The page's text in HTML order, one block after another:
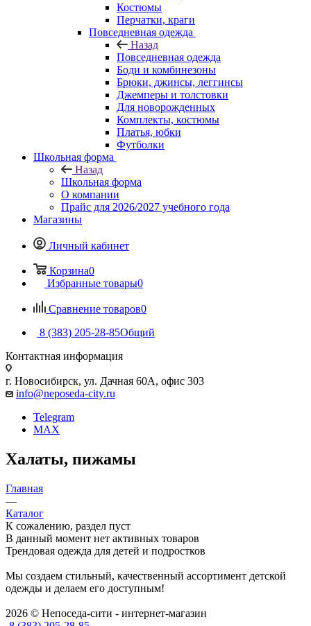
Костюмы
Перчатки, краги
Повседневная одежда
Назад
Повседневная одежда
Боди и комбинезоны
Брюки, джинсы, леггинсы
Джемперы и толстовки
Для новорожденных
Комплекты, костюмы
Платья, юбки
Футболки
Школьная форма
Назад
Школьная форма
О компании
Прайс для 2026/2027 учебного года
Магазины
Личный кабинет
Корзина0
Избранные товары0
Сравнение товаров0
8 (383) 205-28-85Общий
Контактная информация
г. Новосибирск, ул. Дачная 60А, офис 303
info@neposeda-city.ru
Telegram
MAX
Халаты, пижамы
Главная
—
Каталог
К сожалению, раздел пуст
В данный момент нет активных товаров
Трендовая одежда для детей и подростков
Мы создаем стильный, качественный ассортимент детской
одежды и делаем его доступным!
2026 © Непоседа-сити - интернет-магазин